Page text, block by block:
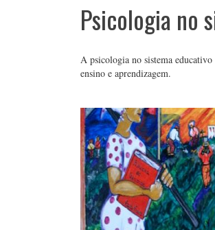
Psicologia no
A psicologia no sistema
ensino e aprendizagem.